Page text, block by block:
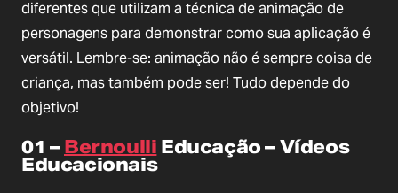
diferentes que utilizam a técnica de animação de
personagens para demonstrar como sua aplicação é
versátil. Lembre-se: animação não é sempre coisa de
criança, mas também pode ser! Tudo depende do
objetivo!
01 –Bernoulli Educação – Vídeos
Educacionais